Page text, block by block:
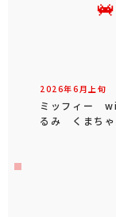
2026年6 月 上旬
ミッフィー
るみ くまち